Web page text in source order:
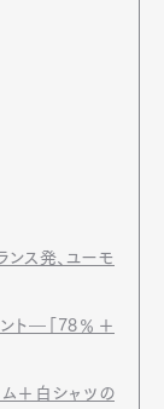
ス発、ユーモ
ト―「78％＋
＋白シャツの